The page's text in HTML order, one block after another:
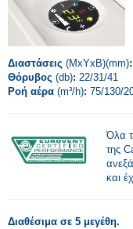
Διαστάσεις (ΜxΥxΒ)(mm):
Θόρυβος (db): 22/31/41
Ροή αέρα (m³/h): 75/130/
Όλα
της
και
Διαθέσιμα σε 5 μεγέθη.